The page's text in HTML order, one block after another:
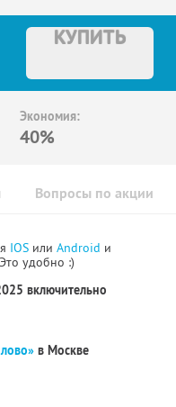
КУПИТЬ
Экономия:
40%
Вопросы по акции
IOS или Android и
удобно :)
включительно
в Москве